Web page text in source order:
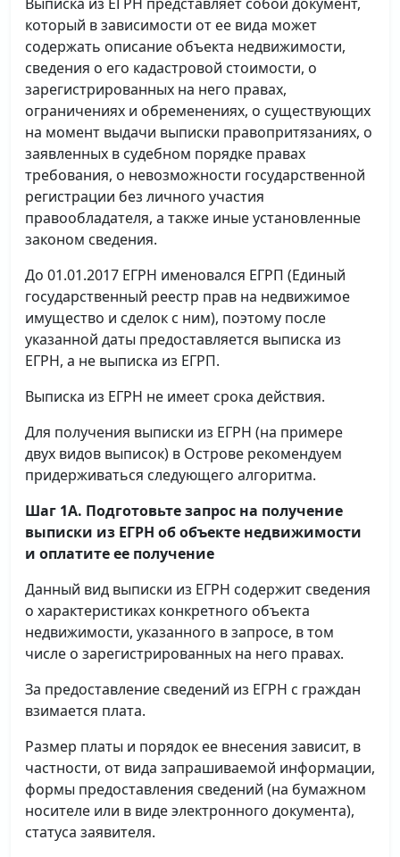
который в зависимости от ее вида может
содержать описание объекта недвижимости,
сведения о его кадастровой стоимости, о
зарегистрированных на него правах,
ограничениях и обременениях, о существующих
на момент выдачи выписки правопритязаниях, о
заявленных в судебном порядке правах
требования, о невозможности государственной
регистрации без личного участия
правообладателя, а также иные установленные
законом сведения.
До 01.01.2017 ЕГРН именовался ЕГРП (Единый
государственный реестр прав на недвижимое
имущество и сделок с ним), поэтому после
указанной даты предоставляется выписка из
ЕГРН, а не выписка из ЕГРП.
Выписка из ЕГРН не имеет срока действия.
Для получения выписки из ЕГРН (на примере
двух видов выписок) в Острове рекомендуем
придерживаться следующего алгоритма.
Шаг 1А. Подготовьте запрос на получение
выписки из ЕГРН об объекте недвижимости
и оплатите ее получение
Данный вид выписки из ЕГРН содержит сведения
о характеристиках конкретного объекта
недвижимости, указанного в запросе, в том
числе о зарегистрированных на него правах.
За предоставление сведений из ЕГРН с граждан
взимается плата.
Размер платы и порядок ее внесения зависит, в
частности, от вида запрашиваемой информации,
формы предоставления сведений (на бумажном
носителе или в виде электронного документа),
статуса заявителя.